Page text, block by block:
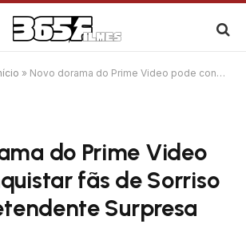
» Novo dorama do Prime Video pode conquistar fãs de Sorriso Real e Pretendente Surpresa
do Prime Video
fãs de Sorriso
Surpresa